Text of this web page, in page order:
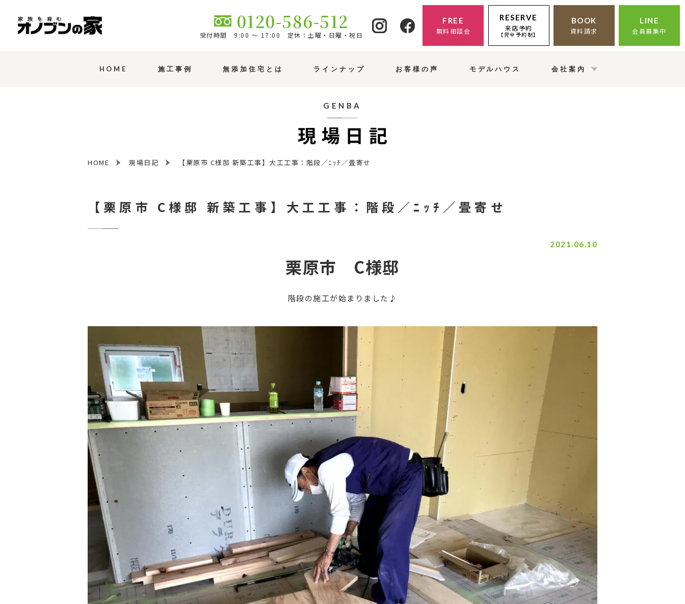
0120-586-512
受付時間 9:00 ～ 17:00 定休：土曜・日曜・祝日
FREE
無料相談会
RESERVE
来店予約
【完全予約制】
BOOK
資料請求
LINE
会員募集中
HOME 施工事例 無添加住宅とは ラインナップ お客様の声 モデルハウス 会社案内
GENBA
現場日記
HOME 現場日記 【栗原市 C様邸 新築工事】大工工事：階段／ﾆｯﾁ／畳寄せ
【栗原市 C様邸 新築工事】大工工事：階段／ﾆｯﾁ／畳寄せ
2021.06.10
栗原市 C様邸
階段の施工が始まりました♪